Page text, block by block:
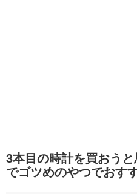
3本目の時計を買おう
でゴツめのやつでおす